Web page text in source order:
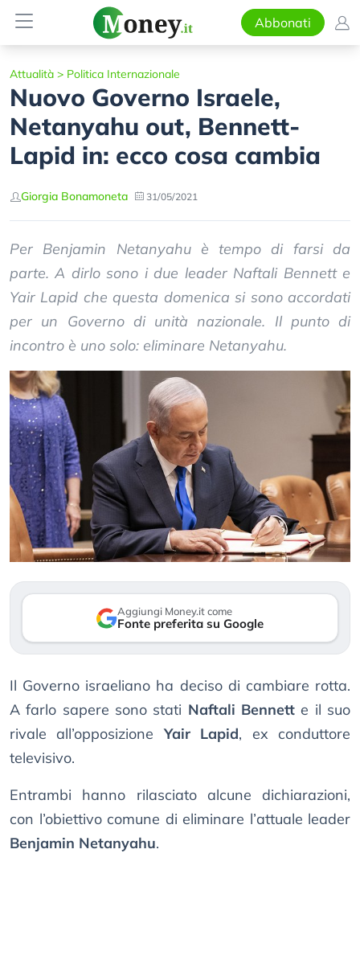
Abbonati
Attualità > Politica Internazionale
Nuovo Governo Israele,
Netanyahu out, Bennett-
Lapid in: ecco cosa cambia
Giorgia Bonamoneta 31/05/2021
Per Benjamin Netanyahu è tempo di farsi da
parte. A dirlo sono i due leader Naftali Bennett e
Yair Lapid che questa domenica si sono accordati
per un Governo di unità nazionale. Il punto di
incontro è uno solo: eliminare Netanyahu.
Aggiungi Money.it come
Fonte preferita su Google
Il Governo israeliano ha deciso di cambiare rotta.
A farlo sapere sono stati Naftali Bennett e il suo
rivale all’opposizioneYair Lapid, ex conduttore
televisivo.
Entrambi hanno rilasciato alcune dichiarazioni,
con l’obiettivo comune di eliminare l’attuale leader
Benjamin Netanyahu.